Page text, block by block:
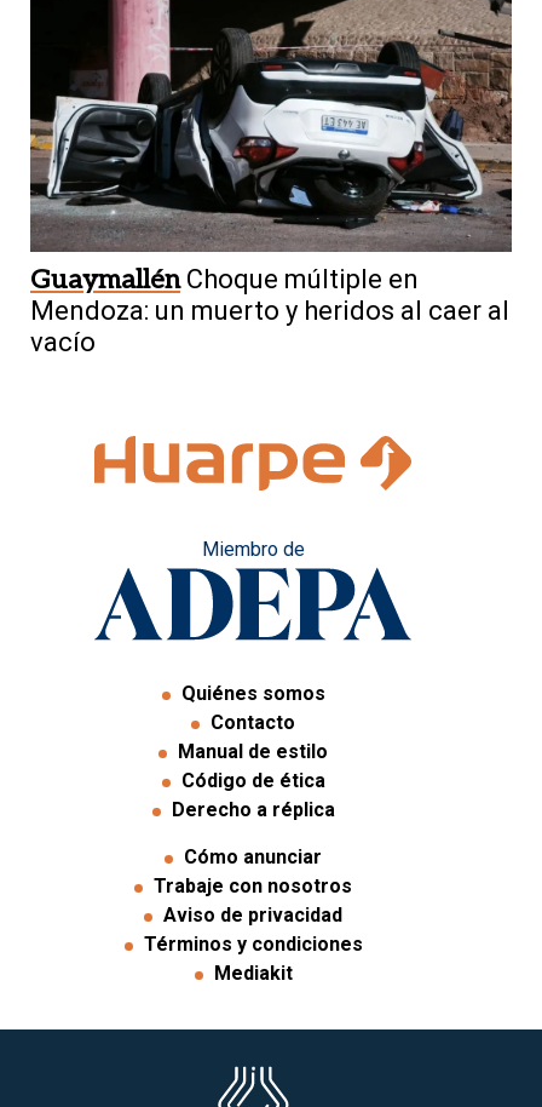
Guaymallén Choque múltiple en
Mendoza: un muerto y heridos al caer al
vacío
Miembro de
Quiénes somos
Contacto
Manual de estilo
Código de ética
Derecho a réplica
Cómo anunciar
Trabaje con nosotros
Aviso de privacidad
Términos y condiciones
Mediakit